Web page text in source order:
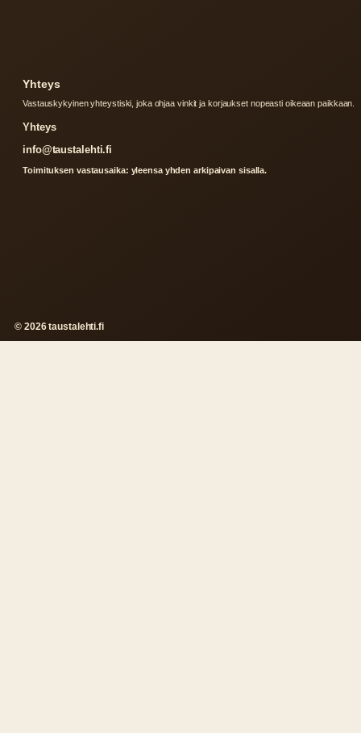
Yhteys
Vastauskykyinen yhteystiski, joka ohjaa vinkit ja korjaukset nopeasti oikeaan paikkaan.
Yhteys
info@taustalehti.fi
Toimituksen vastausaika: yleensa yhden arkipaivan sisalla.
© 2026 taustalehti.fi